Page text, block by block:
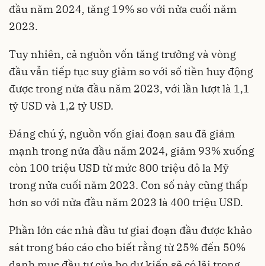
đầu năm 2024, tăng 19% so với nửa cuối năm
2023.
Tuy nhiên, cả nguồn vốn tăng trưởng và vòng
đầu vẫn tiếp tục suy giảm so với số tiền huy động
được trong nửa đầu năm 2023, với lần lượt là 1,1
tỷ USD và 1,2 tỷ USD.
Đáng chú ý, nguồn vốn giai đoạn sau đã giảm
mạnh trong nửa đầu năm 2024, giảm 93% xuống
còn 100 triệu USD từ mức 800 triệu đô la Mỹ
trong nửa cuối năm 2023. Con số này cũng thấp
hơn so với nửa đầu năm 2023 là 400 triệu USD.
Phần lớn các nhà đầu tư giai đoạn đầu được khảo
sát trong báo cáo cho biết rằng từ 25% đến 50%